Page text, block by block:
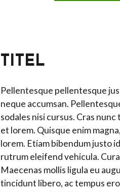
TITEL
Pellentesque pellentesque
neque accumsan.
sodales nisi cursus. Cras
et lorem. Quisque enim
lorem. Etiam bibendum justo
rutrum eleifend vehicula.
Maecenas mollis ligula eu
tincidunt libero, ac tempus